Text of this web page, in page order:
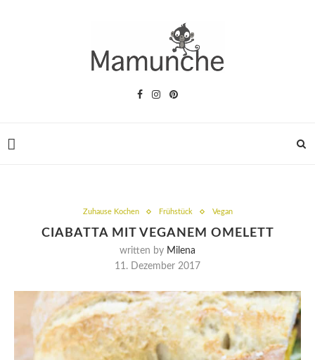
Zuhause Kochen Frühstück Vegan
CIABATTA MIT VEGANEM OMELETT
written by Milena
11. Dezember 2017